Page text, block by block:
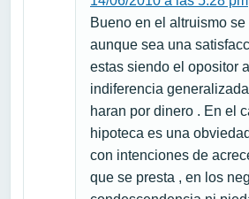
Bueno en el altruismo
aunque sea una
estas siendo el opositor
indiferencia
haran por dinero . En el
hipoteca es una
con intenciones de
que se presta , en los